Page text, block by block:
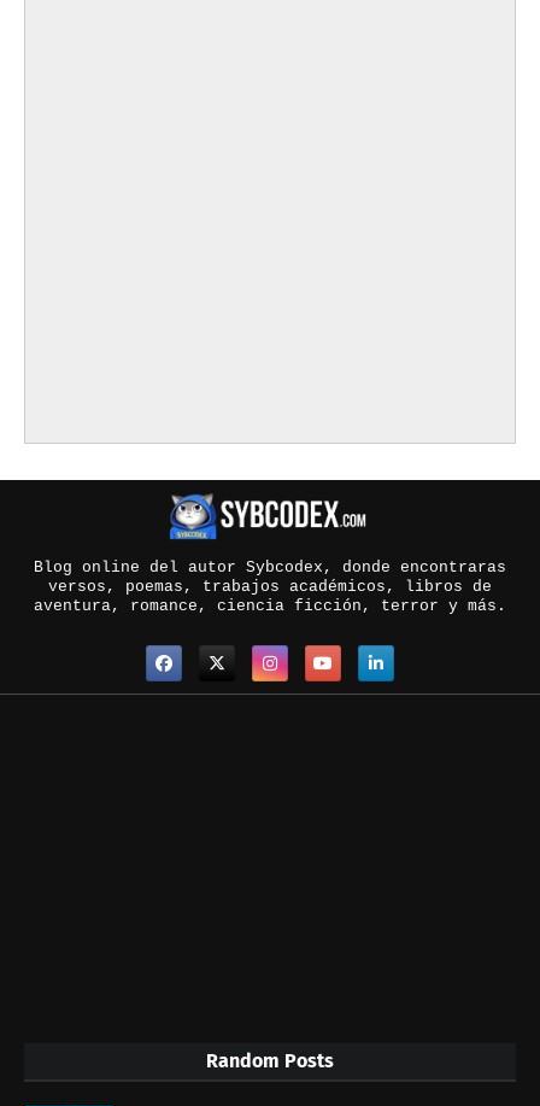
Blog online del autor Sybcodex, donde encontraras
versos, poemas, trabajos académicos, libros de
aventura, romance, ciencia ficción, terror y más.
Random Posts